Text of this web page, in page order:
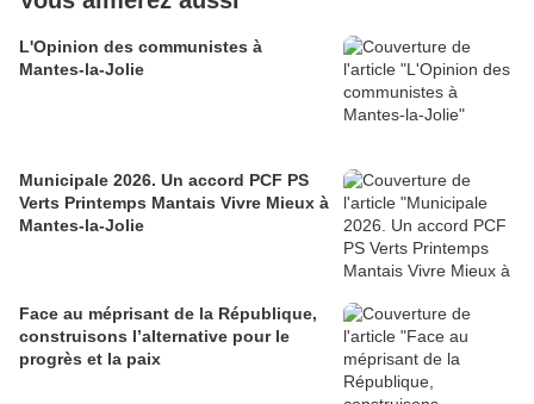
L'Opinion des communistes à
Mantes-la-Jolie
Municipale 2026. Un accord PCF PS
Verts Printemps Mantais Vivre Mieux à
Mantes-la-Jolie
Face au méprisant de la République,
construisons l’alternative pour le
progrès et la paix